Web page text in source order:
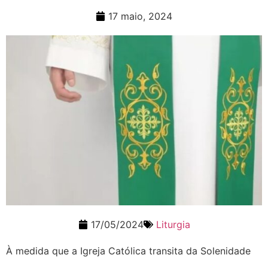
17 maio, 2024
17/05/2024 Liturgia
À medida que a Igreja Católica transita da Solenidade